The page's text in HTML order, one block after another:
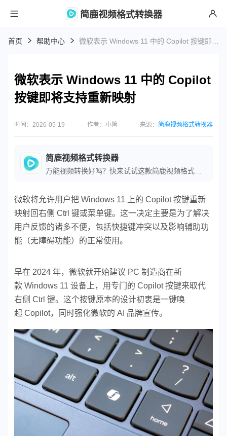
简鹿视频格式转换器
首页 帮助中心
微软表示 Windows 11 中的 Copilot
按键即将支持重新映射
时间：2026-05-19 作者：小简 来源： 简鹿视频格式转换器
简鹿视频格式转换器
微软将允许用户把 Windows 11 上的 Copilot 按键重新
映射回右侧 Ctrl 键或菜单键。这一决定主要是为了解决
用户反馈的诸多不便，包括快捷键冲突以及影响辅助功
能（无障碍功能）的正常使用。
早在 2024 年，微软就开始建议 PC 制造商在新
款 Windows 11 设备上，用专门的 Copilot 按键来取代
右侧 Ctrl 键。这个按键原本的设计初衷是一键唤
起 Copilot，同时强化微软的 AI 品牌宣传。